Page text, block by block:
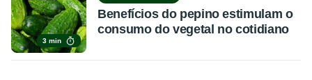
3 min
Benefícios do pepino estimulam o
consumo do vegetal no cotidiano